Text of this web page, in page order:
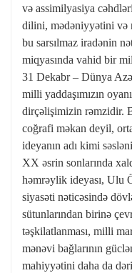
və assimilyasiya
dilini, mədəniyyətini və
bu sarsılmaz iradənin
miqyasında vahid bir
31 Dekabr – Dünya
milli yaddaşımızın
dirçəlişimizin rəmzidir.
coğrafi məkan deyil,
ideyanın adı kimi
XX əsrin sonlarında
həmrəylik ideyası, Ulu
siyasəti nəticəsində
sütunlarından birinə
təşkilatlanması, milli
mənəvi bağlarının
mahiyyətini daha da